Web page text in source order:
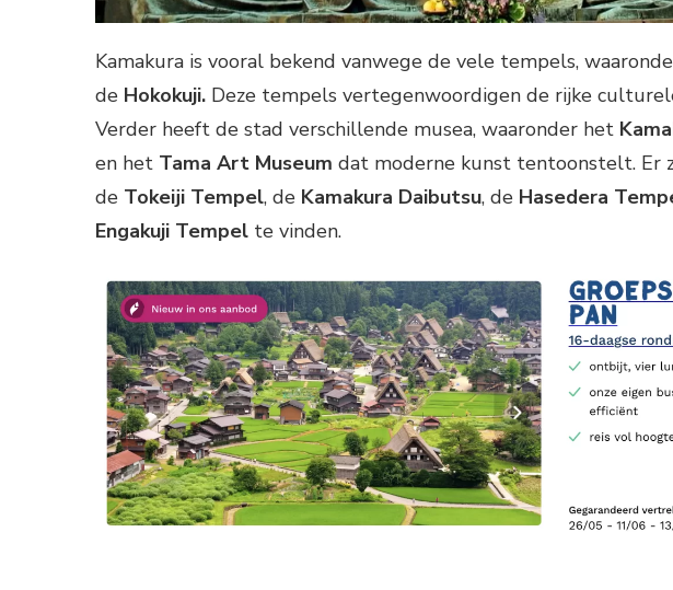
Kamakura is vooral bekend vanwege de vele tempels,
de Hokokuji. Deze tempels vertegenwoordigen de rijke
Verder heeft de stad verschillende musea, waaronder het
en het Tama Art Museum dat moderne kunst tentoonstelt. Er
de Tokeiji Tempel, de Kamakura Daibutsu, de Hasedera
Engakuji Tempel te vinden.